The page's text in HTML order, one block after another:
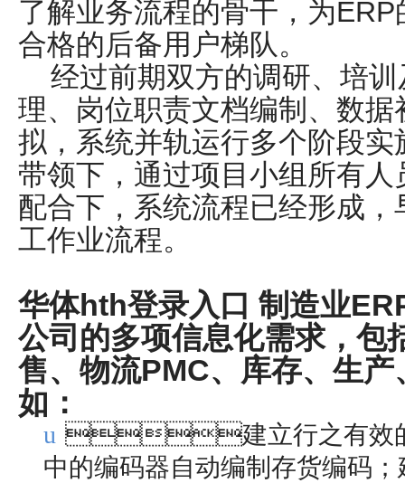
了解业务流程的骨干，为ERP的
合格的后备用户梯队。
经过前期双方的调研、培
理、岗位职责文档编制、
拟，系统并轨运行多个阶段
带领下，通过项目小组所有
配合下，系统流程已经形成，早已
工作业流程。
华体hth登录入口 制造业
公司的多项信息化需求，包
售、物流PMC、库存、生产、
如：
u 建立行之有效的
中的编码器自动编制存货